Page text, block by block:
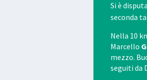
Si è
seconda
Nella 10
Marcello
mezzo.
seguiti da